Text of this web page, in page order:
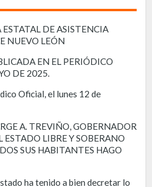
ESTATAL DE ASISTENCIA
NUEVO LEÓN
EN EL PERIÓDICO
DE 2025.
Oficial, el lunes 12 de
A. TREVIÑO, GOBERNADOR
LIBRE Y SOBERANO
SUS HABITANTES HAGO
ha tenido a bien decretar lo